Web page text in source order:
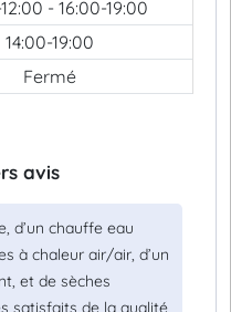
- 16:00-19:00
14:00-19:00
Fermé
avis
d’un chauffe eau
à chaleur air/air, d’un
et de sèches
satisfaits de la qualité